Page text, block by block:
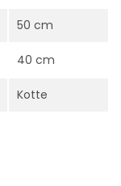
50 cm
40 cm
Kotte